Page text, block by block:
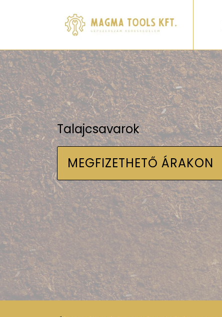
Talajcsavarok
MEGFIZETHETŐ ÁRAKON